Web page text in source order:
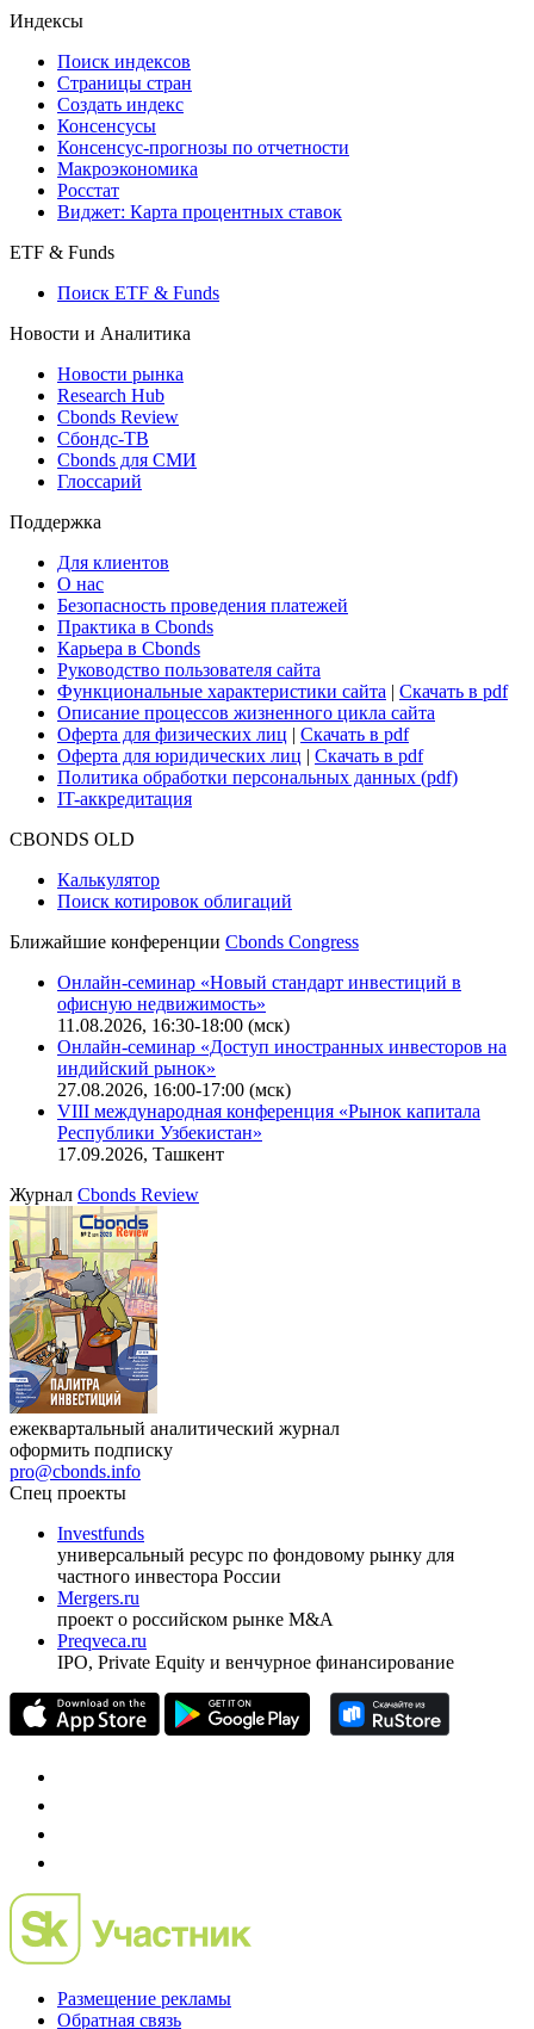
Индексы
Поиск индексов
Страницы стран
Создать индекс
Консенсусы
Консенсус-прогнозы по отчетности
Макроэкономика
Росстат
Виджет: Карта процентных ставок
ETF & Funds
Поиск ETF & Funds
Новости и Аналитика
Новости рынка
Research Hub
Cbonds Review
Сбондс-ТВ
Cbonds для СМИ
Глоссарий
Поддержка
Для клиентов
О нас
Безопасность проведения платежей
Практика в Cbonds
Карьера в Cbonds
Руководство пользователя сайта
Функциональные характеристики сайта | Скачать в pdf
Описание процессов жизненного цикла сайта
Оферта для физических лиц | Скачать в pdf
Оферта для юридических лиц | Скачать в pdf
Политика обработки персональных данных (pdf)
IT-аккредитация
CBONDS OLD
Калькулятор
Поиск котировок облигаций
Ближайшие конференции Cbonds Congress
Онлайн-семинар «Новый стандарт инвестиций в
офисную недвижимость»
11.08.2026, 16:30-18:00 (мск)
Онлайн-семинар «Доступ иностранных инвесторов на
индийский рынок»
27.08.2026, 16:00-17:00 (мск)
VIII международная конференция «Рынок капитала
Республики Узбекистан»
17.09.2026, Ташкент
Журнал Cbonds Review
ежеквартальный аналитический журнал
оформить подписку
pro@cbonds.info
Спец проекты
Investfunds
универсальный ресурс по фондовому рынку для
частного инвестора России
Mergers.ru
проект о российском рынке M&A
Preqveca.ru
IPO, Private Equity и венчурное финансирование
Размещение рекламы
Обратная связь